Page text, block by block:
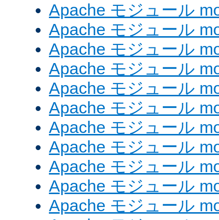
Apache モジュール
Apache モジュール
Apache モジュール
Apache モジュール
Apache モジュール
Apache モジュール
Apache モジュール
Apache モジュール
Apache モジュール
Apache モジュール
Apache モジュール